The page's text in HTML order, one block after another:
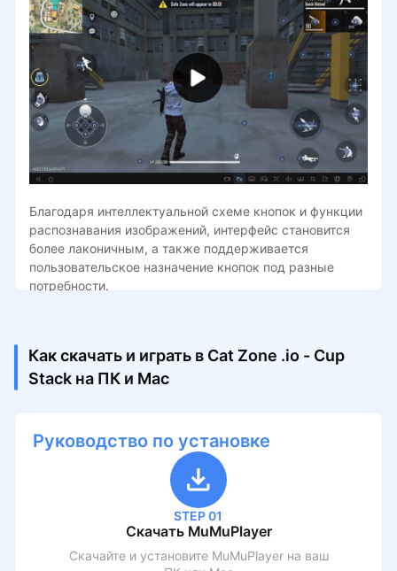
Благодаря интеллектуальной схеме кнопок и функции
распознавания изображений, интерфейс становится
более лаконичным, а также поддерживается
пользовательское назначение кнопок под разные
потребности.
Как скачать и играть в Cat Zone .io - Cup
Stack на ПК и Mac
Руководство по установке
STEP 01
Скачать MuMuPlayer
Скачайте и установите MuMuPlayer на ваш